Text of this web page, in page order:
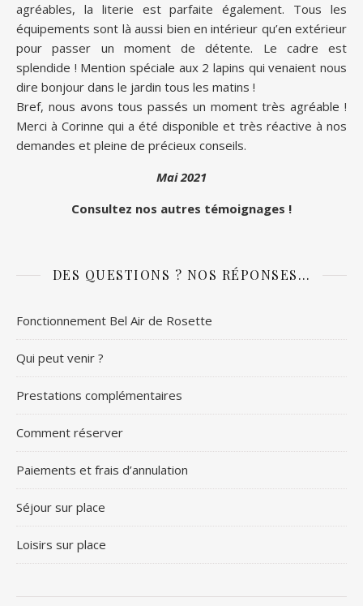
agréables, la literie est parfaite également. Tous les
équipements sont là aussi bien en intérieur qu’en extérieur
pour passer un moment de détente. Le cadre est
splendide ! Mention spéciale aux 2 lapins qui venaient nous
dire bonjour dans le jardin tous les matins !
Bref, nous avons tous passés un moment très agréable !
Merci à Corinne qui a été disponible et très réactive à nos
demandes et pleine de précieux conseils.
Mai 2021
Consultez nos autres témoignages !
DES QUESTIONS ? NOS RÉPONSES…
Fonctionnement Bel Air de Rosette
Qui peut venir ?
Prestations complémentaires
Comment réserver
Paiements et frais d’annulation
Séjour sur place
Loisirs sur place